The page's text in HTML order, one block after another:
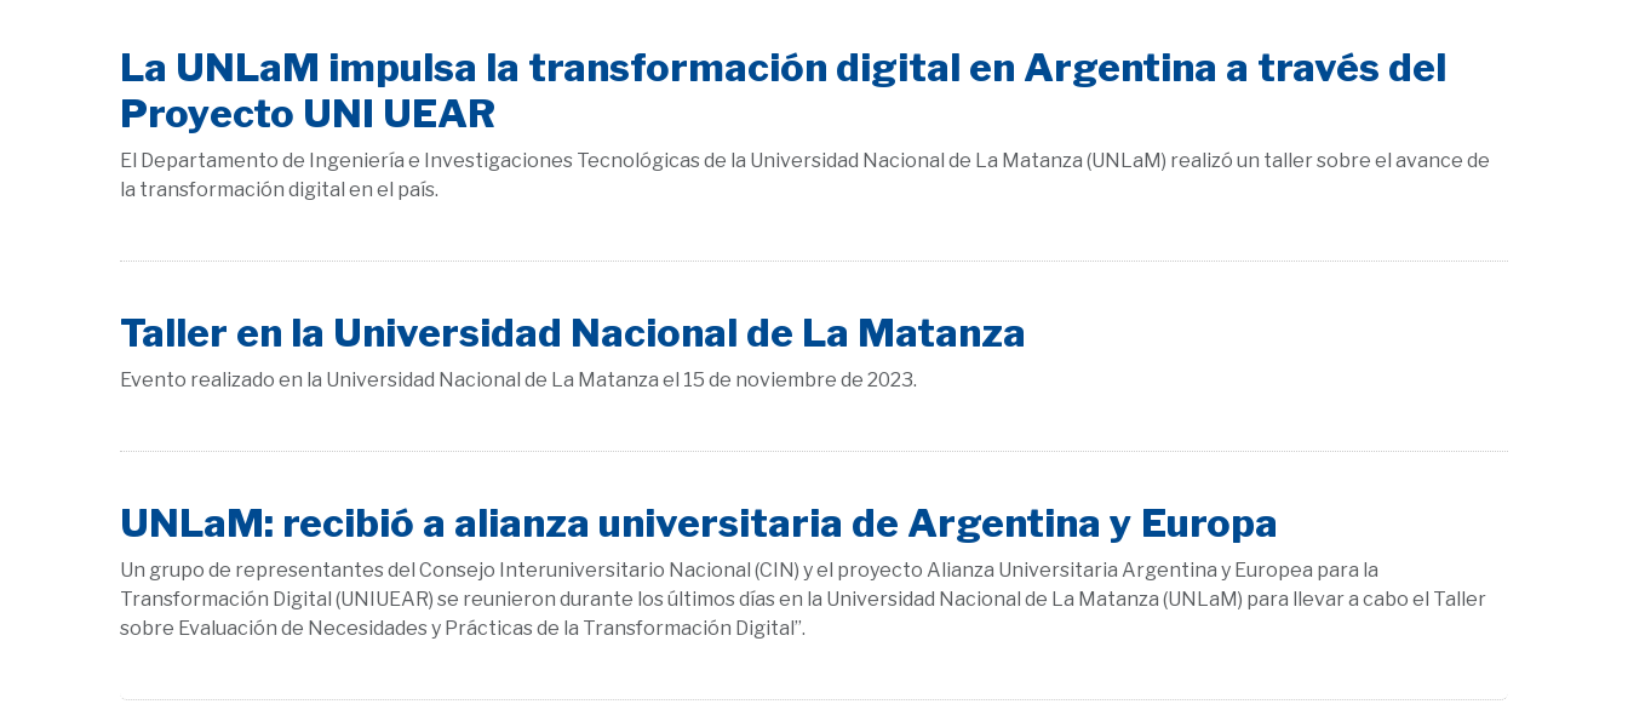
La UNLaM impulsa la transformación digital en Argentina a través del
Proyecto UNI UEAR
El Departamento de Ingeniería e Investigaciones Tecnológicas de la Universidad Nacional de La Matanza (UNLaM) realizó un taller sobre el avance de
la transformación digital en el país.
Taller en la Universidad Nacional de La Matanza
Evento realizado en la Universidad Nacional de La Matanza el 15 de noviembre de 2023.
UNLaM: recibió a alianza universitaria de Argentina y Europa
Un grupo de representantes del Consejo Interuniversitario Nacional (CIN) y el proyecto Alianza Universitaria Argentina y Europea para la
Transformación Digital (UNIUEAR) se reunieron durante los últimos días en la Universidad Nacional de La Matanza (UNLaM) para llevar a cabo el Taller
sobre Evaluación de Necesidades y Prácticas de la Transformación Digital”.